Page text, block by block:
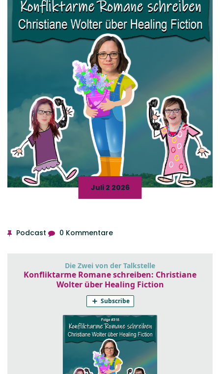
Juli 2 2026
Podcast 0 Kommentare